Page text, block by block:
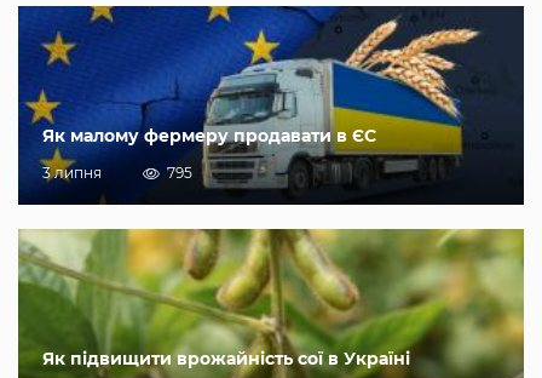
Як малому фермеру продавати в ЄС
3 липня 795
Як підвищити врожайність сої в Україні